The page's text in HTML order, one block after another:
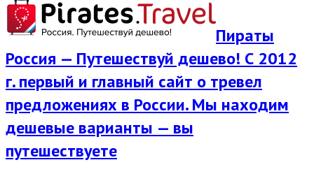
Пираты
Россия — Путешествуй дешево! С 2012
г. первый и главный сайт о тревел
предложениях в России. Мы находим
дешевые варианты — вы
путешествуете